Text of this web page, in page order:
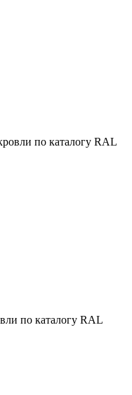
по каталогу RAL
по каталогу RAL